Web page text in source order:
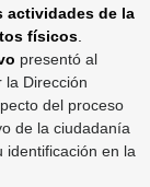
actividades de la
físicos
presentó al
la Dirección
del proceso
de la ciudadanía
identificación en la